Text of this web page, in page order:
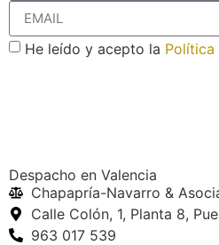
He leído y acepto la Política
Despacho en Valencia
Chapapría-Navarro &
Calle Colón, 1, Planta 8,
963 017 539